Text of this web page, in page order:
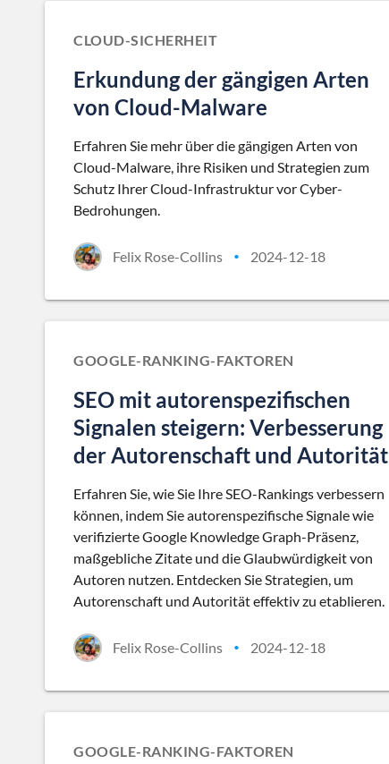
CLOUD-SICHERHEIT
Erkundung der gängigen Arten
von Cloud-Malware
Erfahren Sie mehr über die gängigen Arten von
Cloud-Malware, ihre Risiken und Strategien zum
Schutz Ihrer Cloud-Infrastruktur vor Cyber-
Bedrohungen.
Felix Rose-Collins • 2024-12-18
GOOGLE-RANKING-FAKTOREN
SEO mit autorenspezifischen
Signalen steigern: Verbesserung
der Autorenschaft und Autorität
Erfahren Sie, wie Sie Ihre SEO-Rankings verbessern
können, indem Sie autorenspezifische Signale wie
verifizierte Google Knowledge Graph-Präsenz,
maßgebliche Zitate und die Glaubwürdigkeit von
Autoren nutzen. Entdecken Sie Strategien, um
Autorenschaft und Autorität effektiv zu etablieren.
Felix Rose-Collins • 2024-12-18
GOOGLE-RANKING-FAKTOREN